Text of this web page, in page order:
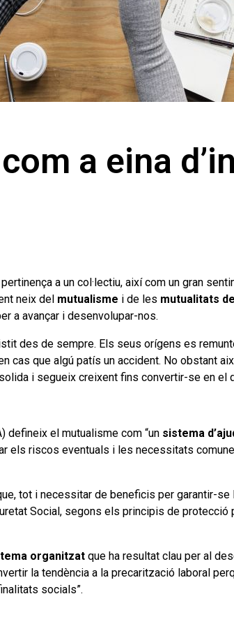
a eina
a un col·lectiu, així com un gran
neix del mutualisme i de les mutualitats
a avançar i desenvolupar-nos.
des de sempre. Els seus orígens es
cas que algú patís un accident. No obstant
i segueix creixent fins convertir-se en el
defineix el mutualisme com “un sistema
els riscos eventuals i les necessitats
tot i necessitar de beneficis per garantir-se
Social, segons els principis de
organitzat que ha resultat clau per al
la tendència a la precarització laboral
socials”.